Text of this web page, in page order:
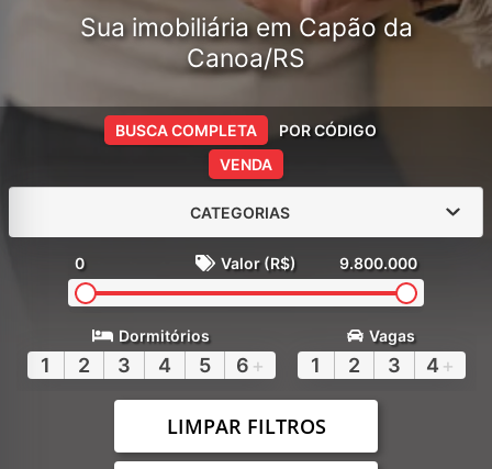
Sua imobiliária em Capão da
Canoa/RS
VENDA
BUSCA COMPLETA POR CÓDIGO
CATEGORIAS
0 Valor (R$) 9.800.000
Dormitórios
1 2 3 4 5 6 +
Vagas
1 2 3 4 +
LIMPAR FILTROS